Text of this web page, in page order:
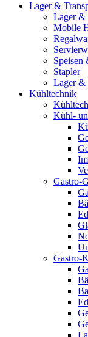
Lager &
Lager &
Mobile
Speisen
Stapler
Lager &
Kühltechnik
Kühl-
Gastro-
Gastro-